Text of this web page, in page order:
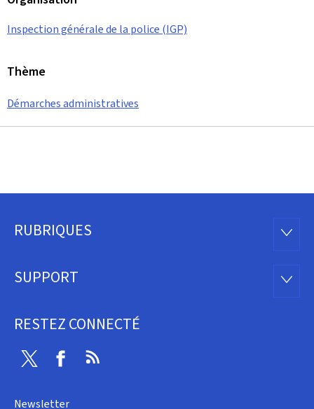
Inspection générale de la police (IGP)
Thème
Démarches administratives
Pied
page
RUBRIQUES
SUPPORT
RESTEZ CONNECTÉ
Twitter Facebook
Newsletter